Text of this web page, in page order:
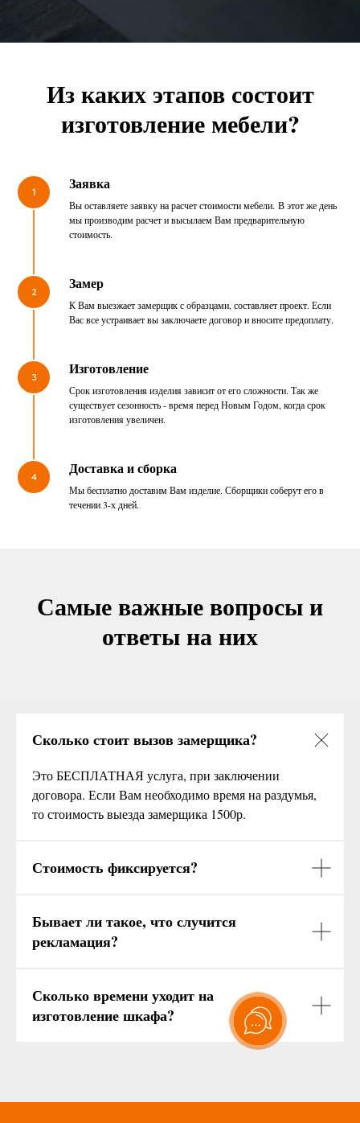
Из каких этапов состоит
изготовление мебели?
1 Заявка
Вы оставляете заявку на расчет стоимости мебели. В этот же день
мы производим расчет и высылаем Вам предварительную
стоимость.
2 Замер
К Вам выезжает замерщик с образцами, составляет проект. Если
Вас все устраивает вы заключаете договор и вносите предоплату.
3 Изготовление
Срок изготовления изделия зависит от его сложности. Так же
существует сезонность - время перед Новым Годом, когда срок
изготовления увеличен.
4 Доставка и сборка
Мы бесплатно доставим Вам изделие. Сборщики соберут его в
течении 3-х дней.
Самые важные вопросы и
ответы на них
Сколько стоит вызов замерщика?
Это БЕСПЛАТНАЯ услуга, при заключении
договора. Если Вам необходимо время на раздумья,
то стоимость выезда замерщика 1500р.
Стоимость фиксируется?
Бывает ли такое, что случится
рекламация?
Сколько времени уходит на
изготовление шкафа?